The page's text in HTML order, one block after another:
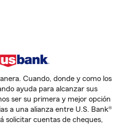
Cuando, donde y como los
ayuda para alcanzar sus
ser su primera y mejor opción
a una alianza entre U.S. Bank®
solicitar cuentas de cheques,